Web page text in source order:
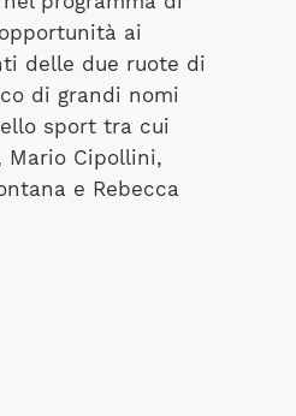
ai
delle due ruote di
di grandi nomi
sport tra cui
Mario Cipollini,
e Rebecca